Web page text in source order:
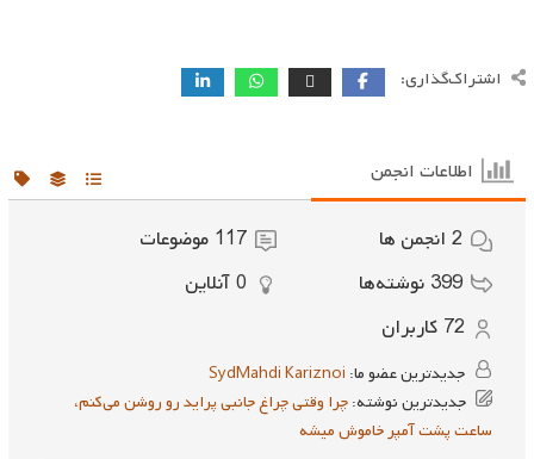
اشتراک‌گذاری:
اطلاعات انجمن
2 انجمن ها 117 موضوعات
399 نوشته‌ها 0 آنلاین
72 کاربران
جدیدترین عضو ما: SydMahdi Kariznoi
جدیدترین نوشته:چرا وقتی چراغ جانبی پراید رو روشن می‌کنم،
ساعت پشت آمپر خاموش میشه